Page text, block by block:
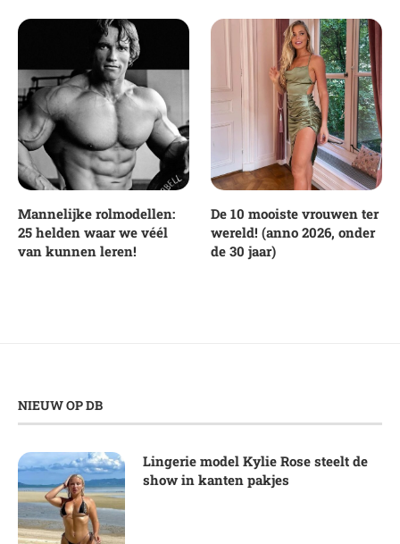
Mannelijke rolmodellen:
25 helden waar we véél
van kunnen leren!
De 10 mooiste vrouwen ter
wereld! (anno 2026, onder
de 30 jaar)
NIEUW OP DB
Lingerie model Kylie Rose steelt de
show in kanten pakjes